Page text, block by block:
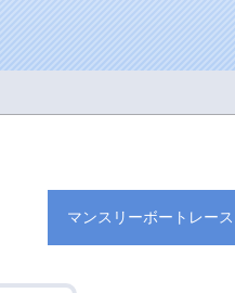
マンスリーボートレース